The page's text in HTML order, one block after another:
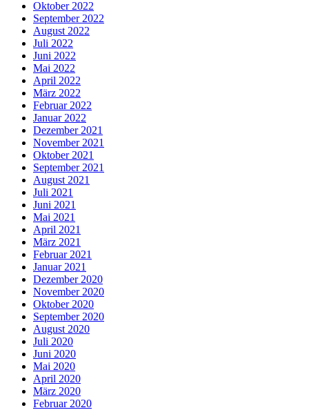
Oktober 2022
September 2022
August 2022
Juli 2022
Juni 2022
Mai 2022
April 2022
März 2022
Februar 2022
Januar 2022
Dezember 2021
November 2021
Oktober 2021
September 2021
August 2021
Juli 2021
Juni 2021
Mai 2021
April 2021
März 2021
Februar 2021
Januar 2021
Dezember 2020
November 2020
Oktober 2020
September 2020
August 2020
Juli 2020
Juni 2020
Mai 2020
April 2020
März 2020
Februar 2020